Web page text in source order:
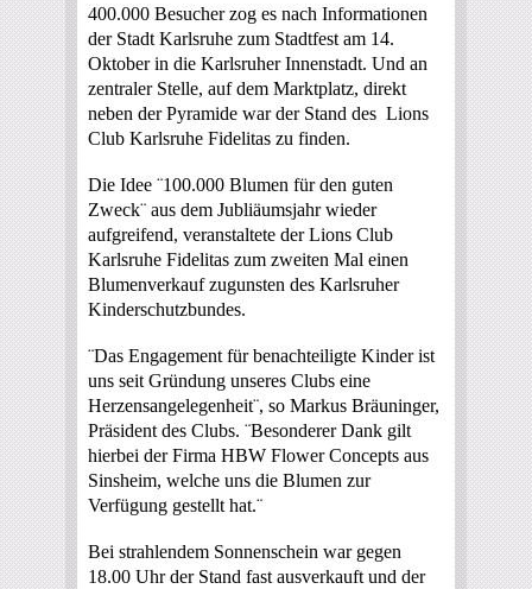
400.000 Besucher zog es nach Informationen
der Stadt Karlsruhe zum Stadtfest am 14.
Oktober in die Karlsruher Innenstadt. Und an
zentraler Stelle, auf dem Marktplatz, direkt
neben der Pyramide war der Stand des Lions
Club Karlsruhe Fidelitas zu finden.
Die Idee ¨100.000 Blumen für den guten
Zweck¨ aus dem Jubliäumsjahr wieder
aufgreifend, veranstaltete der Lions Club
Karlsruhe Fidelitas zum zweiten Mal einen
Blumenverkauf zugunsten des Karlsruher
Kinderschutzbundes.
¨Das Engagement für benachteiligte Kinder ist
uns seit Gründung unseres Clubs eine
Herzensangelegenheit¨, so Markus Bräuninger,
Präsident des Clubs. ¨Besonderer Dank gilt
hierbei der Firma HBW Flower Concepts aus
Sinsheim, welche uns die Blumen zur
Verfügung gestellt hat.¨
Bei strahlendem Sonnenschein war gegen
18.00 Uhr der Stand fast ausverkauft und der